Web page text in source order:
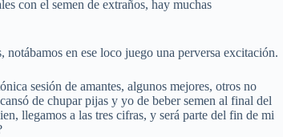
con el semen de extraños, hay muchas
en ese loco juego una perversa excitación.
sesión de amantes, algunos mejores, otros no
de chupar pijas y yo de beber semen al final del
llegamos a las tres cifras, y será parte del fin de mi